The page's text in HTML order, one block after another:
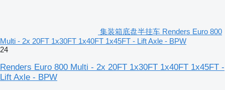
集装箱底盘半挂车 Renders Euro 800
Multi - 2x 20FT 1x30FT 1x40FT 1x45FT - Lift Axle - BPW
24
Renders Euro 800 Multi - 2x 20FT 1x30FT 1x40FT 1x45FT -
Lift Axle - BPW